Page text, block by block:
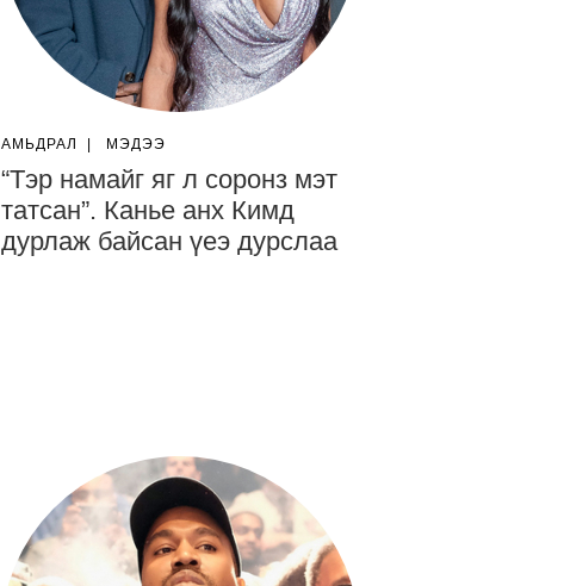
АМЬДРАЛ МЭДЭЭ
“Тэр намайг яг л соронз мэт
татсан”. Канье анх Кимд
дурлаж байсан үеэ дурслаа